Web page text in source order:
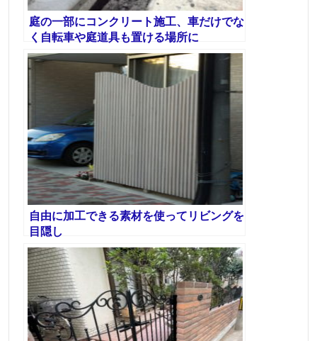
庭の一部にコンクリート施工、車だけでな
く自転車や庭道具も置ける場所に
自由に加工できる素材を使ってリビングを
目隠し